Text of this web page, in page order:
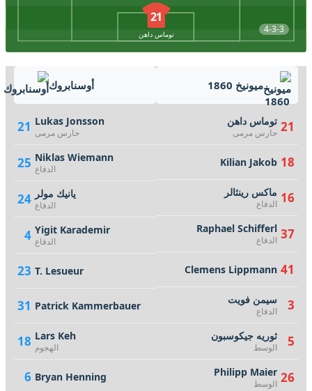
4-3-3
21
توماس داهن
أوسنابروك
21 Lukas Jonsson
حارس مرمى
25 Niklas Wiemann
الدفاع
24 يانيك مولر
الدفاع
4 Yigit Karademir
الدفاع
23 T. Lesueur
31 Patrick Kammerbauer
18 Lars Keh
الهجوم
6 Bryan Henning
ميونيخ 1860
21 توماس داهن
حارس مرمى
18
Kilian Jakob
16 ماكس رينثالر
الدفاع
37
Raphael Schifferl
الدفاع
41
Clemens Lippmann
3 سيمن فويت
الدفاع
5 ثوريه جيكوسبون
الوسط
26
Philipp Maier
الوسط